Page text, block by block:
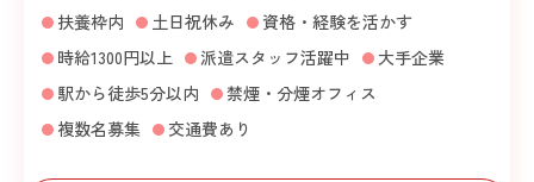
扶養枠内
土日祝休み
資格・経験を活かす
時給1300円以上
派遣スタッフ活躍中
大手企業
駅から徒歩5分以内
禁煙・分煙オフィス
複数名募集
交通費あり